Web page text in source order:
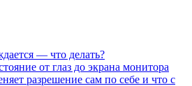
— что делать?
от глаз до экрана монитора
разрешение сам по себе и что с